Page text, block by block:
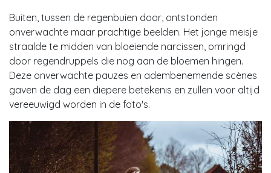
Buiten, tussen de regenbuien door, ontstonden
onverwachte maar prachtige beelden. Het jonge meisje
straalde te midden van bloeiende narcissen, omringd
door regendruppels die nog aan de bloemen hingen.
Deze onverwachte pauzes en adembenemende scènes
gaven de dag een diepere betekenis en zullen voor altijd
vereeuwigd worden in de foto's.